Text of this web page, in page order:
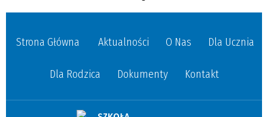
Strona Główna Aktualności O Nas Dla Ucznia
Dla Rodzica Dokumenty Kontakt